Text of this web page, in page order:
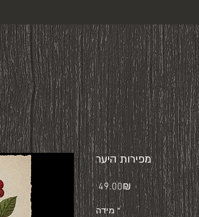
מפירות היער
‏49.00 ‏₪Price
מידה *